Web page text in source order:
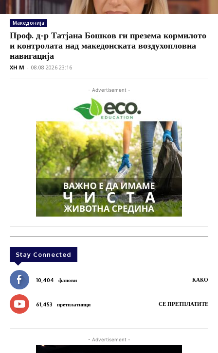
Македонија
Проф. д-р Татјана Бошков ги презема кормилото
и контролата над македонската воздухопловна
навигација
XH M - 08.08.2026 23:16
- Advertisement -
Stay Connected
10,404 фанови КАКО
61,453 претплатници СЕ ПРЕТПЛАТИТЕ
- Advertisement -